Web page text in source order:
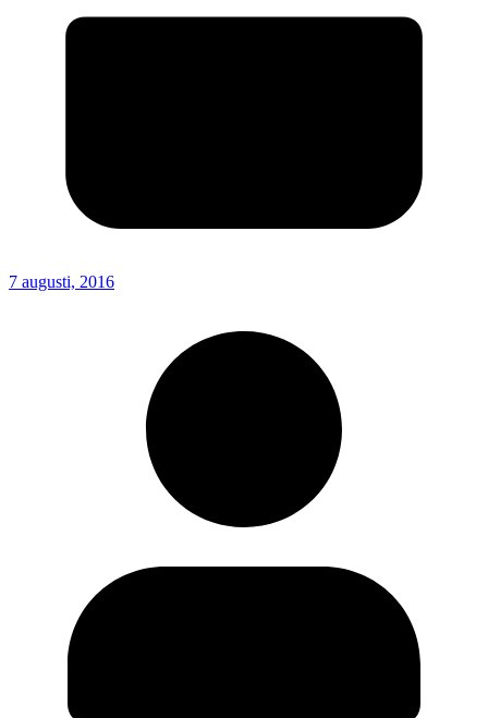
7 augusti, 2016